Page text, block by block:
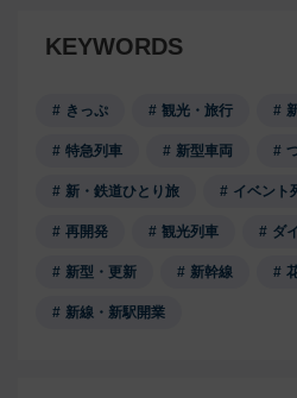
KEYWORDS
きっぷ 観光・旅行
特急列車 新型車両
新・鉄道ひとり旅 イベント
再開発 観光列車 ダ
新型・更新 新幹線
新線・新駅開業